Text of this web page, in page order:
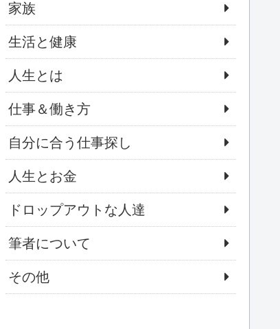
家族
生活と健康
人生とは
仕事＆働き方
自分に合う仕事探し
人生とお金
ドロップアウトな人達
筆者について
その他